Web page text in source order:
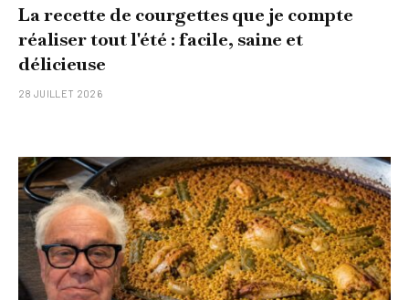
La recette de courgettes que je compte
réaliser tout l'été : facile, saine et
délicieuse
28 JUILLET 2026